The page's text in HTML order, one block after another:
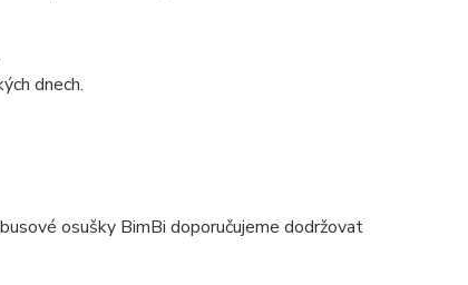
dnech.
osušky BimBi doporučujeme dodržovat